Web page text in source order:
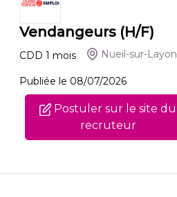
Vendangeurs (H/F)
CDD 1 mois Nueil-sur-Layon
Publiée le 08/07/2026
Postuler sur le site du
recruteur